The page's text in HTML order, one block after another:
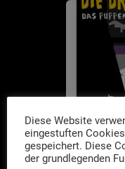
Diese Website
eingestuften
gespeichert. Diese
der grundlegenden